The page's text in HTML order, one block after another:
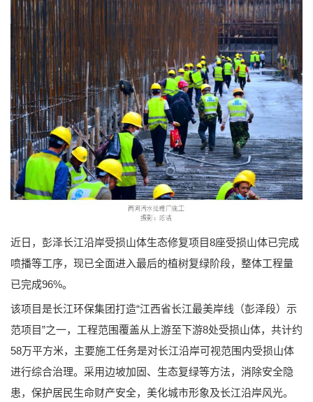
近日，彭泽长江沿岸受损山体生态修复项目8座受损山体已完成
喷播等工序，现已全面进入最后的植树复绿阶段，整体工程量
已完成96%。
该项目是长江环保集团打造“江西省长江最美岸线（彭泽段）示
范项目”之一，工程范围覆盖从上游至下游8处受损山体，共计约
58万平方米，主要施工任务是对长江沿岸可视范围内受损山体
进行综合治理。采用边坡加固、生态复绿等方法，消除安全隐
患，保护居民生命财产安全，美化城市形象及长江沿岸风光。